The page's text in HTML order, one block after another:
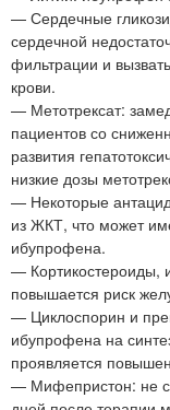
— Сердечные
сердечной
фильтрации и
крови.
— Метотрексат:
пациентов со
развития
низкие дозы
— Некоторые
из ЖКТ, что может
ибупрофена.
— Кортикостероиды,
повышается риск
— Циклоспорин и
ибупрофена на
проявляется
— Мифепристон: не